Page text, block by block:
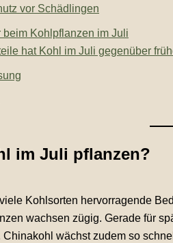
vor Schädlingen
beim Kohlpflanzen im Juli
hat Kohl im Juli gegenüber
im Juli pflanzen?
Kohlsorten hervorragende
wachsen zügig. Gerade für
Chinakohl wächst zudem so